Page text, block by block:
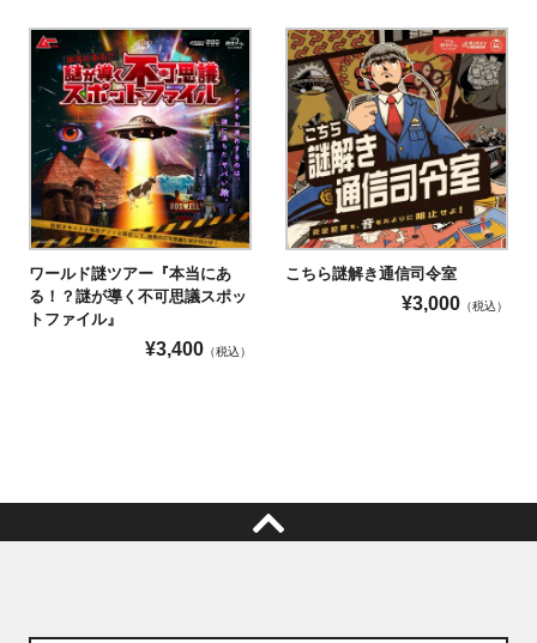
ワールド謎ツアー『本当にあ
る！？謎が導く不可思議スポッ
トファイル』
¥3,400 （税込）
こちら謎解き通信司令室
¥3,000 （税込）